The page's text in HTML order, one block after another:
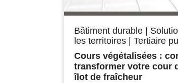
Bâtiment durable
les territoires
Tertiaire
Cours végétalisées :
transformer votre cour
îlot de fraîcheur